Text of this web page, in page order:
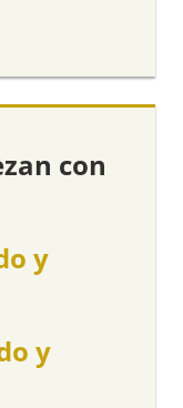
con
y
y